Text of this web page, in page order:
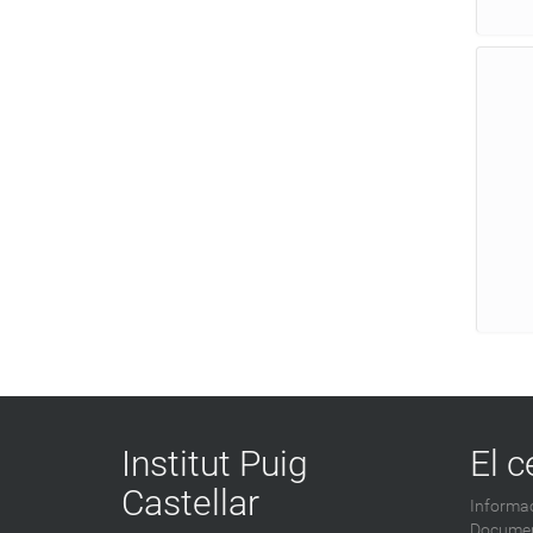
Institut Puig
Castellar
El